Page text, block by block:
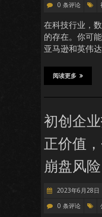
0 条评论
在科技行业，
的存在。你可
亚马逊和英伟
阅读更多
初创企
正价值
崩盘风险
2023年6月28日
0 条评论